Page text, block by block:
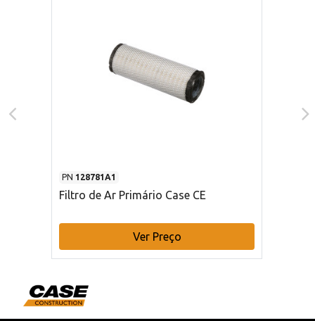
PN 128781A1
Filtro de Ar Primário Case CE
Ver Preço